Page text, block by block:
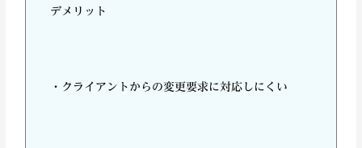
デメリット
・クライアントからの変更要求に対応しにくい